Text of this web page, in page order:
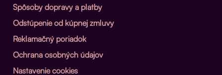
Spôsoby dopravy a platby
Odstúpenie od kúpnej zmluvy
Reklamačný poriadok
Ochrana osobných údajov
Nastavenie cookies